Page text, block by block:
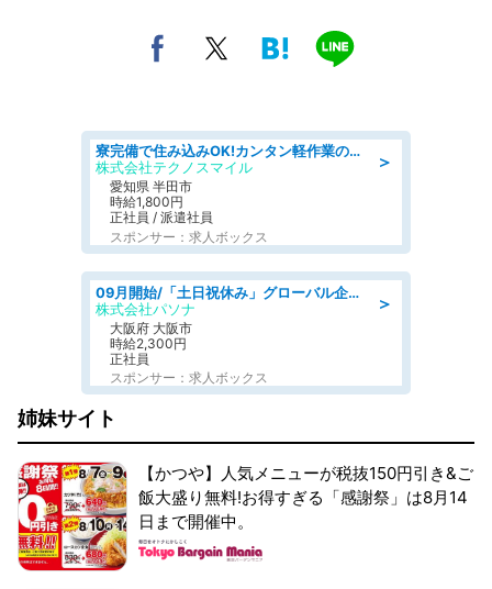
＞
寮完備で住み込みOK!カンタン軽作業のお仕事 denso aichi
株式会社テクノスマイル
愛知県 半田市
時給1,800円
正社員 / 派遣社員
スポンサー：求人ボックス
＞
09月開始/「土日祝休み」グローバル企業での産業保健のお仕事/保健師/高時給/残業なし/服装自由
株式会社パソナ
大阪府 大阪市
時給2,300円
正社員
スポンサー：求人ボックス
姉妹サイト
【かつや】人気メニューが税抜150円引き&ご
飯大盛り無料!お得すぎる「感謝祭」は8月14
日まで開催中。